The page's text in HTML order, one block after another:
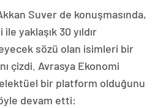
Suver de konuşmasında,
yaklaşık 30 yıldır
sözü olan isimleri bir
çizdi. Avrasya Ekonomi
bir platform olduğunu
devam etti: